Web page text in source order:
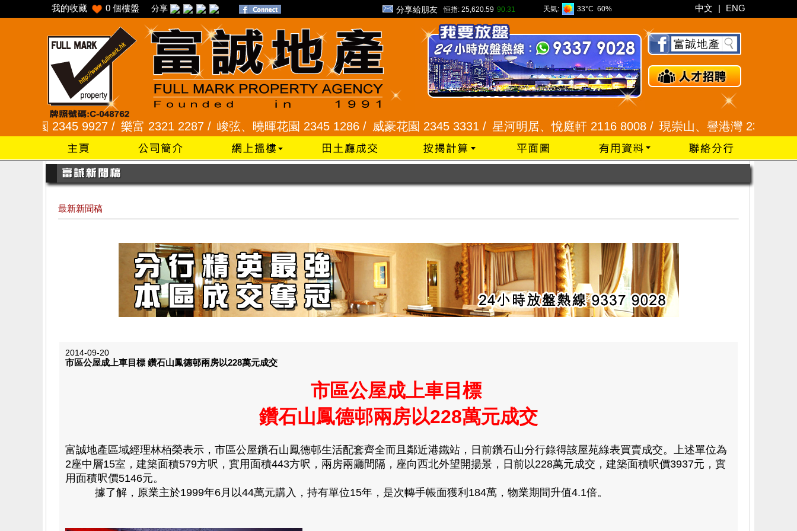
我的收藏 0 個樓盤 分享 分享給朋友 恒指: 25,620.59 90.31 天氣: 33°C 60% 中文 | ENG
9927 /樂富 2321 2287 /峻弦、曉暉花園 2345 1286 /威豪花園 2345 3331 /星河明居、悅庭軒 2116 8008 / 現崇山、譽港灣 2345 9926 /
最新新聞稿
2014-09-20
市區公屋成上車目標 鑽石山鳳德邨兩房以228萬元成交
市區公屋成上車目標
鑽石山鳳德邨兩房以228萬元成交
富誠地產區域經理林栢榮表示，市區公屋鑽石山鳳德邨生活配套齊全而且鄰近港鐵站，日前鑽石山分行錄得該屋苑綠表買賣成交。上述單位為
2座中層15室，建築面積579方呎，實用面積443方呎，兩房兩廳間隔，座向西北外望開揚景，日前以228萬元成交，建築面積呎價3937元，實
用面積呎價5146元。
據了解，原業主於1999年6月以44萬元購入，持有單位15年，是次轉手帳面獲利184萬，物業期間升值4.1倍。